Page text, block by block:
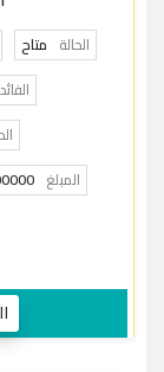
الحالة متاح
المبلغ 500000 إلي100